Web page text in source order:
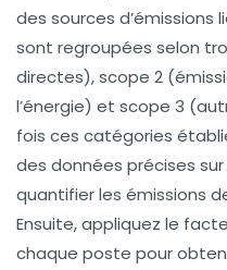
des sources d’émissions
sont regroupées selon
directes),scope 2
l’énergie) et scope 3
fois ces catégories
des données précises
quantifier les émissions
Ensuite, appliquez le
chaque poste pour